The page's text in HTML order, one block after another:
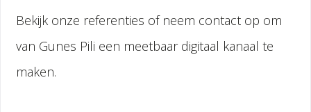
Bekijk onze referenties of neem contact op om
van Gunes Pili een meetbaar digitaal kanaal te
maken.